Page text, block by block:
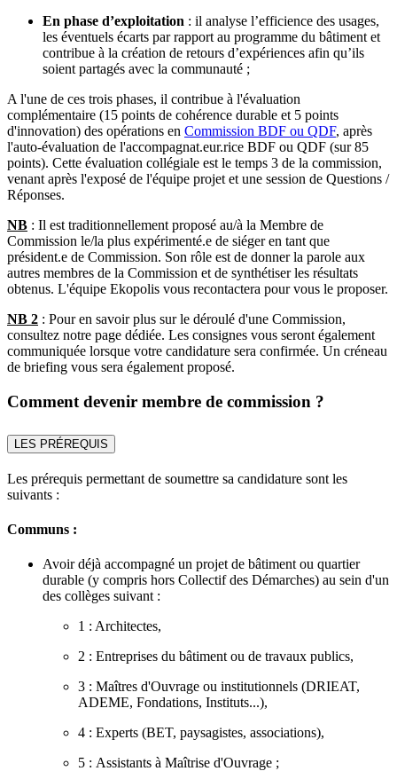
En phase d’exploitation : il analyse l’efficience des usages,
les éventuels écarts par rapport au programme du bâtiment et
contribue à la création de retours d’expériences afin qu’ils
soient partagés avec la communauté ;
A l'une de ces trois phases, il contribue à l'évaluation
complémentaire (15 points de cohérence durable et 5 points
d'innovation) des opérations en Commission BDF ou QDF, après
l'auto-évaluation de l'accompagnat.eur.rice BDF ou QDF (sur 85
points). Cette évaluation collégiale est le temps 3 de la commission,
venant après l'exposé de l'équipe projet et une session de Questions /
Réponses.
NB : Il est traditionnellement proposé au/à la Membre de
Commission le/la plus expérimenté.e de siéger en tant que
président.e de Commission. Son rôle est de donner la parole aux
autres membres de la Commission et de synthétiser les résultats
obtenus. L'équipe Ekopolis vous recontactera pour vous le proposer.
NB 2 : Pour en savoir plus sur le déroulé d'une Commission,
consultez notre page dédiée. Les consignes vous seront également
communiquée lorsque votre candidature sera confirmée. Un créneau
de briefing vous sera également proposé.
Comment devenir membre de commission ?
LES PRÉREQUIS
Les prérequis permettant de soumettre sa candidature sont les
suivants :
Communs :
Avoir déjà accompagné un projet de bâtiment ou quartier
durable (y compris hors Collectif des Démarches) au sein d'un
des collèges suivant :
1 : Architectes,
2 : Entreprises du bâtiment ou de travaux publics,
3 : Maîtres d'Ouvrage ou institutionnels (DRIEAT,
ADEME, Fondations, Instituts...),
4 : Experts (BET, paysagistes, associations),
5 : Assistants à Maîtrise d'Ouvrage ;